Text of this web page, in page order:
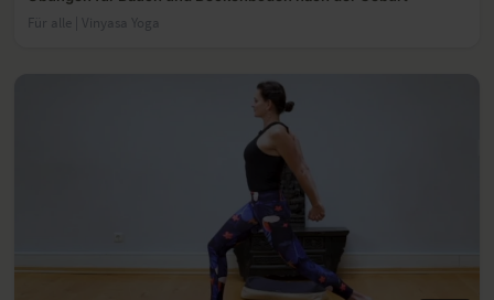
Für alle | Vinyasa Yoga